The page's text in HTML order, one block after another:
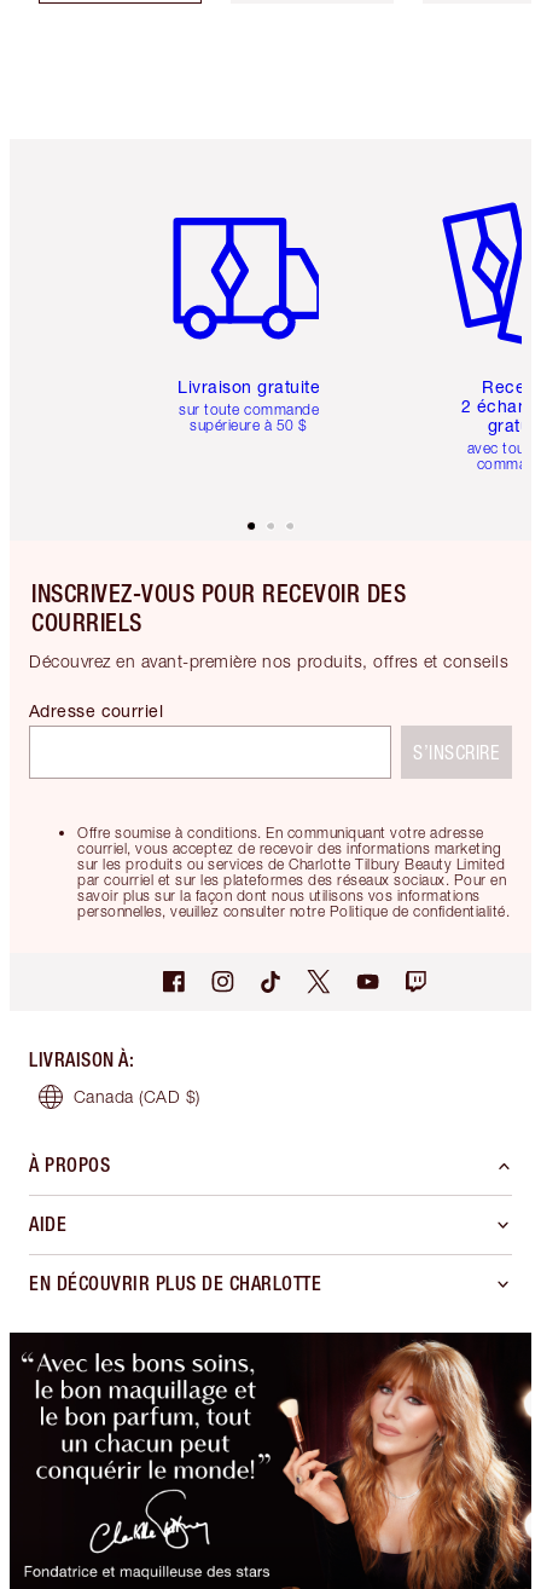
Livraison gratuite
sur toute commande
supérieure à 50 $
2
avec
INSCRIVEZ-VOUS POUR RECEVOIR DES
COURRIELS
Découvrez en avant-première nos produits, offres et conseils
Offre soumise à conditions. En communiquant votre adresse
courriel, vous acceptez de recevoir des informations marketing
sur les produits ou services de Charlotte Tilbury Beauty Limited
par courriel et sur les plateformes des réseaux sociaux. Pour en
savoir plus sur la façon dont nous utilisons vos informations
personnelles, veuillez consulter notre Politique de confidentialité.
Adresse courriel
S’INSCRIRE
LIVRAISON À:
Canada (CAD $)
À PROPOS
AIDE
EN DÉCOUVRIR PLUS DE CHARLOTTE